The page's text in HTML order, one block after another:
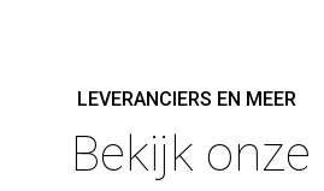
LEVERANCIERS EN MEER
Bekijk onze